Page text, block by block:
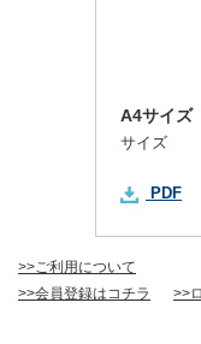
A4サイズ
サイズ
PDF
>>ご利用について
>>会員登録はコチラ
>>